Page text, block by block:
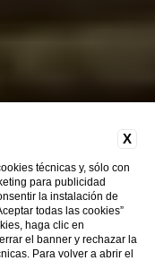
X
técnicas y, sólo con
para publicidad
la instalación de
todas las cookies”
haga clic en
el banner y rechazar la
Para volver a abrir el